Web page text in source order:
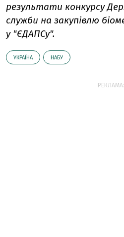
результати конкурсу
служби на закупівлю
у "ЄДАПСу".
УКРАЇНА НАБУ
РЕКЛАМА: